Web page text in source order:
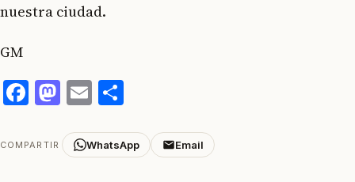
nuestra ciudad.
GM
Facebook
Mastodon
Email
COMPARTIR WhatsApp Email